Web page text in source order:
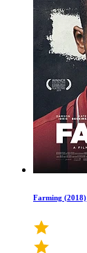
Farming (2018)